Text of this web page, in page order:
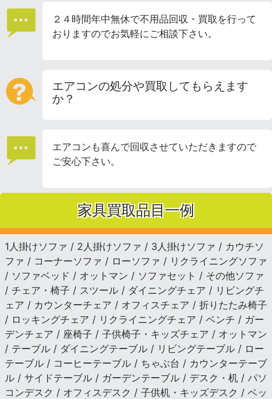
２４時間年中無休で不用品回収・買取を行って
おりますのでお気軽にご相談下さい。
エアコンの処分や買取してもらえます
か？
エアコンも喜んで回収させていただきますので
ご安心下さい。
家具買取品目一例
1人掛けソファ / 2人掛けソファ / 3人掛けソファ / カウチソ
ファ / コーナーソファ / ローソファ / リクライニングソファ
/ ソファベッド / オットマン / ソファセット / その他ソファ
/ チェア・椅子 / スツール / ダイニングチェア / リビングチ
ェア / カウンターチェア / オフィスチェア / 折りたたみ椅子
/ ロッキングチェア / リクライニングチェア / ベンチ / ガー
デンチェア / 座椅子 / 子供椅子・キッズチェア / オットマン
/ テーブル / ダイニングテーブル / リビングテーブル / ロー
テーブル / コーヒーテーブル / ちゃぶ台 / カウンターテーブ
ル / サイドテーブル / ガーデンテーブル / デスク・机 / パソ
コンデスク / オフィスデスク / 子供机・キッズデスク / ベッ